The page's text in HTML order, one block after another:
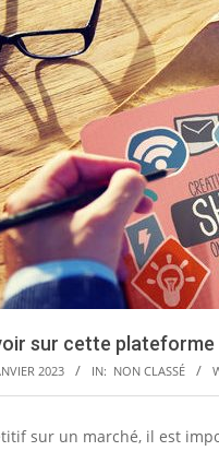
sur cette plateforme
2023 IN: NON CLASSÉ
sur un marché, il est